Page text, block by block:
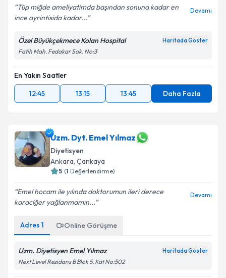
Tüp miğde ameliyatimda başından sonuna kadar en
ince ayrintisida kadar...
Devamı
Özel Büyükçekmece Kolan Hospital Haritada Göster
Fatih Mah. Fedakar Sok. No:3
En Yakın Saatler
12:45
13:15 13:45 Daha Fazla
Uzm. Dyt. Emel Yılmaz
Diyetisyen
Ankara, Çankaya
5 (1 Değerlendirme)
Emel hocam ile yılında doktorumun ileri derece
karaciğer yağlanmamın...
Devamı
Adres 1 Online Görüşme
Uzm. Diyetisyen Emel Yılmaz Haritada Göster
Next Level Rezidans B Blok 5. Kat No:502